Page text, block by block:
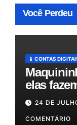
Você Perdeu
📱 CONTAS
elas
e como
gestão!
24 DE
COMENTÁRIO